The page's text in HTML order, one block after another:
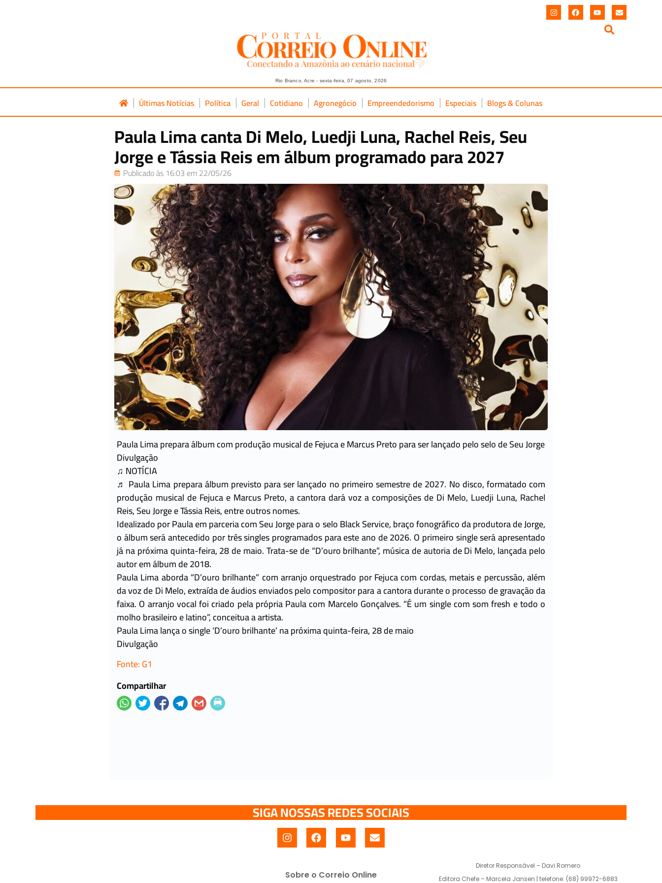
Rio Branco, Acre - sexta-feira, 07 agosto, 2026
Últimas Notícias Política Geral Cotidiano Agronegócio Empreendedorismo Especiais Blogs & Colunas
Paula Lima canta Di Melo, Luedji Luna, Rachel Reis, Seu
Jorge e Tássia Reis em álbum programado para 2027
Publicado às 16:03 em 22/05/26
Paula Lima prepara álbum com produção musical de Fejuca e Marcus Preto para ser lançado pelo selo de Seu Jorge
Divulgação
♫ NOTÍCIA
♬ Paula Lima prepara álbum previsto para ser lançado no primeiro semestre de 2027. No disco, formatado com
produção musical de Fejuca e Marcus Preto, a cantora dará voz a composições de Di Melo, Luedji Luna, Rachel
Reis, Seu Jorge e Tássia Reis, entre outros nomes.
Idealizado por Paula em parceria com Seu Jorge para o selo Black Service, braço fonográfico da produtora de Jorge,
o álbum será antecedido por três singles programados para este ano de 2026. O primeiro single será apresentado
já na próxima quinta-feira, 28 de maio. Trata-se de “D’ouro brilhante”, música de autoria de Di Melo, lançada pelo
autor em álbum de 2018.
Paula Lima aborda “D’ouro brilhante” com arranjo orquestrado por Fejuca com cordas, metais e percussão, além
da voz de Di Melo, extraída de áudios enviados pelo compositor para a cantora durante o processo de gravação da
faixa. O arranjo vocal foi criado pela própria Paula com Marcelo Gonçalves. “É um single com som fresh e todo o
molho brasileiro e latino”, conceitua a artista.
Paula Lima lança o single ‘D’ouro brilhante’ na próxima quinta-feira, 28 de maio
Divulgação
Fonte: G1
Compartilhar
SIGA NOSSAS REDES SOCIAIS
Sobre o Correio Online
Diretor Responsável – Davi Romero
Editora Chefe – Marcela Jansen | telefone: (68) 99972-6883